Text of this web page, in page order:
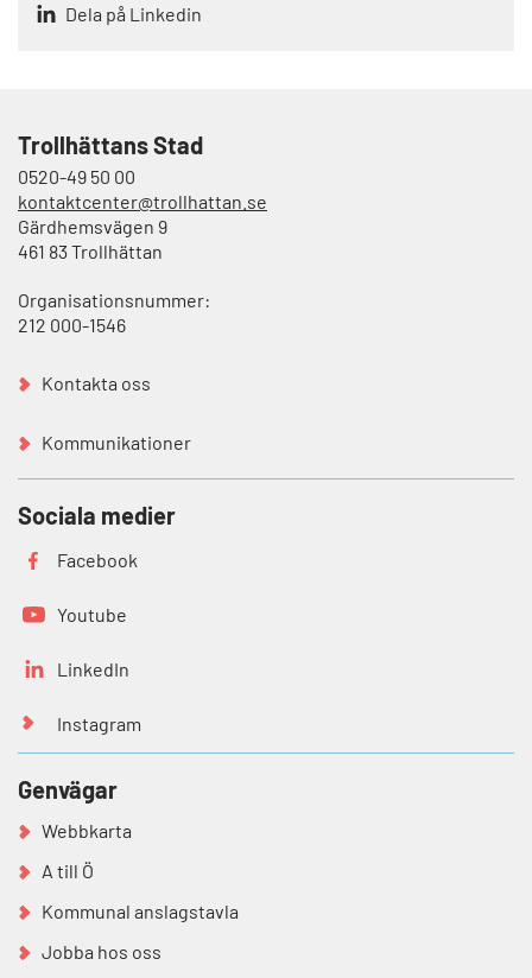
Dela på Linkedin
Trollhättans Stad
0520-49 50 00
kontaktcenter@trollhattan.se
Gärdhemsvägen 9
461 83 Trollhättan
Organisationsnummer:
212 000-1546
Kontakta oss
Kommunikationer
Sociala medier
Facebook
Youtube
LinkedIn
Instagram
Genvägar
Webbkarta
A till Ö
Kommunal anslagstavla
Jobba hos oss